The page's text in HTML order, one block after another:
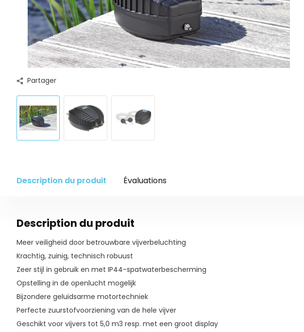
Partager
Description du produit Évaluations
Description du produit
Meer veiligheid door betrouwbare vijverbeluchting
Krachtig, zuinig, technisch robuust
Zeer stijl in gebruik en met IP44-spatwaterbescherming
Opstelling in de openlucht mogelijk
Bijzondere geluidsarme motortechniek
Perfecte zuurstofvoorziening van de hele vijver
Geschikt voor vijvers tot 5,0 m3 resp. met een groot display